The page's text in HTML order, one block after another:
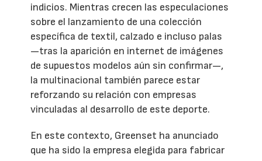
indicios. Mientras crecen las especulaciones
sobre el lanzamiento de una colección
específica de textil, calzado e incluso palas
—tras la aparición en internet de imágenes
de supuestos modelos aún sin confirmar—,
la multinacional también parece estar
reforzando su relación con empresas
vinculadas al desarrollo de este deporte.
En este contexto, Greenset ha anunciado
que ha sido la empresa elegida para fabricar